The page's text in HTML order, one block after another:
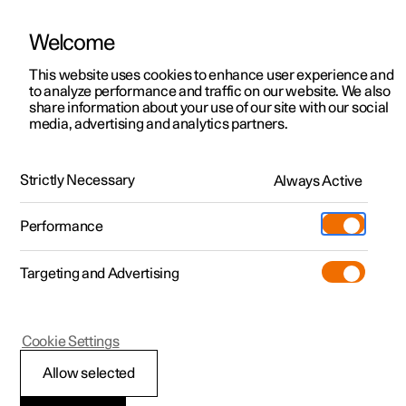
Polestar 2
Polestar 3
Polestar 4
Pre-owned
Shop
Meer
Testrit
Aanbiedingen voor
Testrit
Aanbiedingen voor
Polestar 4 coupé
Ontdek Polestar 4
Testrit
Bekijk onze stockwagens
Aanbiedingen voor
Ontdek Polestar 5
Over pre-owned
Pre-owned aanbiedingen
Aanbiedingen voor particulieren
Aanbiedingen voor
professionelen
Bekijk onze stockwagens
Configureer
Pre-owned
Testrit
Additionals
(Opent in een nieuw venster)
Experiences
Ontmoet ons
Servicepunten
Opladen
Support
HandleidingVideogalerijSoftware-updates
Pilot Assist
Polestar 2
Symbolen en
Welcome
This website uses cookies to enhance user experience and
to analyze performance and traffic on our website. We also
share information about your use of our site with our social
media, advertising and analytics partners.
Strictly Necessary Always Active
Performance
Targeting and Advertising
Allow selected
Cookie Settings